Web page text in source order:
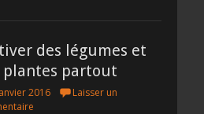
des légumes et
plantes partout
2016
Laisser un